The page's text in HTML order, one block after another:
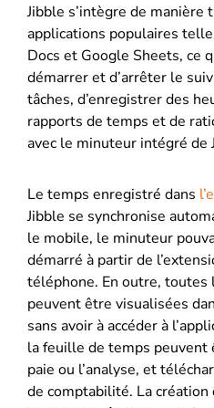
Jibble s’intègre de manière
applications populaires
Docs et Google Sheets, ce
démarrer et d’arrêter le
tâches, d’enregistrer des
rapports de temps et de
avec le minuteur intégré de
Le temps enregistré dans
Jibble se synchronise
le mobile, le minuteur
démarré à partir de
téléphone. En outre, toutes
peuvent être visualisées
sans avoir à accéder à
la feuille de temps
paie ou l’analyse, et
de comptabilité. La création